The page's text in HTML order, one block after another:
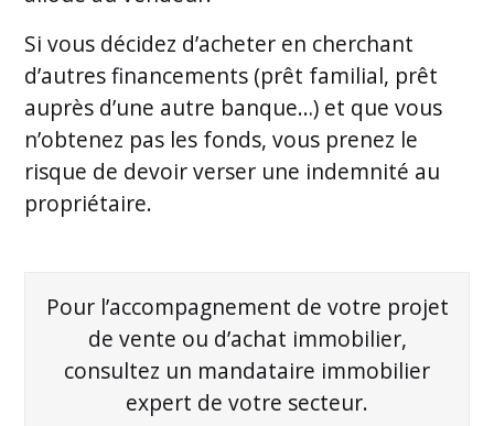
Si vous décidez d’acheter en cherchant
d’autres financements (prêt familial, prêt
auprès d’une autre banque…) et que vous
n’obtenez pas les fonds, vous prenez le
risque de devoir verser une indemnité au
propriétaire.
Pour l’accompagnement de votre projet
de vente ou d’achat immobilier,
consultez un mandataire immobilier
expert de votre secteur.